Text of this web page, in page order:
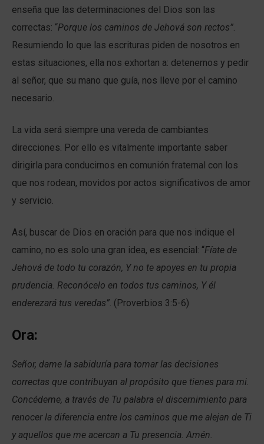
enseña que las determinaciones del Dios son las
correctas: “Porque los caminos de Jehová son rectos”.
Resumiendo lo que las escrituras piden de nosotros en
estas situaciones, ella nos exhortan a: detenernos y pedir
al señor, que su mano que guía, nos lleve por el camino
necesario.
La vida será siempre una vereda de cambiantes
direcciones. Por ello es vitalmente importante saber
dirigirla para conducirnos en comunión fraternal con los
que nos rodean, movidos por actos significativos de amor
y servicio.
Así, buscar de Dios en oración para que nos indique el
camino, no es solo una gran idea, es esencial: “Fíate de
Jehová de todo tu corazón, Y no te apoyes en tu propia
prudencia. Reconócelo en todos tus caminos, Y él
enderezará tus veredas”. (Proverbios 3:5-6)
Ora:
Señor, dame la sabiduría para tomar las decisiones
correctas que contribuyan al propósito que tienes para mi.
Concédeme, a través de Tu palabra el discernimiento para
renocer la diferencia entre los caminos que me alejan de Ti
y aquellos que me acercan a Tu presencia. Amén.